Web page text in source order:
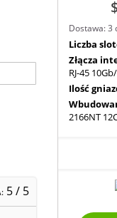
5/ 5
Dostawa: 3
Liczba
Złącza
RJ-45
Ilość
2166NT